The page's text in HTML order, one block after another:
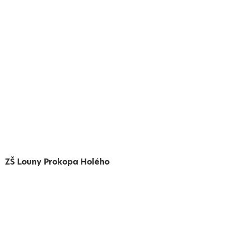
ZŠ Louny Prokopa Holého